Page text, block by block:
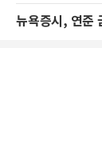
뉴욕증시, 연준